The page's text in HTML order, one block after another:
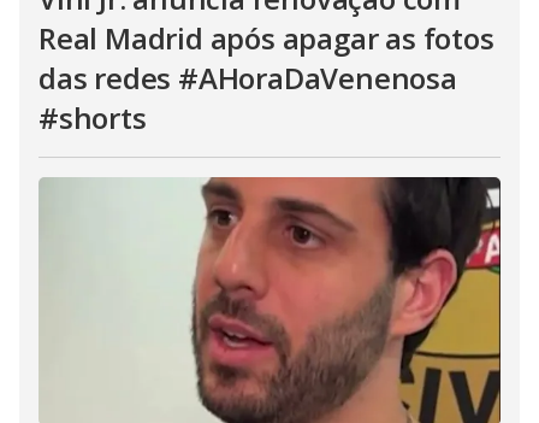
Real Madrid após apagar as fotos
das redes #AHoraDaVenenosa
#shorts